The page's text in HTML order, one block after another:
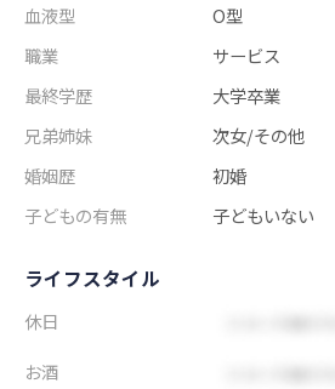
血液型
O型
職業
サービス
最終学歴
大学卒業
兄弟姉妹
次女/その他
婚姻歴
初婚
子どもの有無
子どもいない
ライフスタイル
休日
お酒